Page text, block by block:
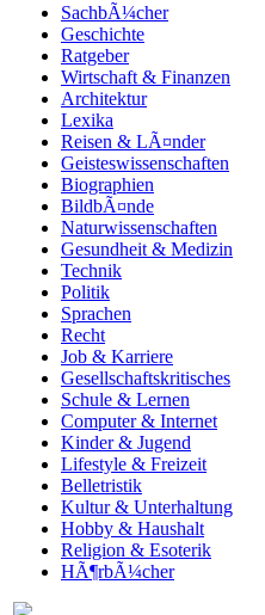
SachbÃ¼cher
Geschichte
Ratgeber
Wirtschaft & Finanzen
Architektur
Lexika
Reisen & LÃ¤nder
Geisteswissenschaften
Biographien
BildbÃ¤nde
Naturwissenschaften
Gesundheit & Medizin
Technik
Politik
Sprachen
Recht
Job & Karriere
Gesellschaftskritisches
Schule & Lernen
Computer & Internet
Kinder & Jugend
Lifestyle & Freizeit
Belletristik
Kultur & Unterhaltung
Hobby & Haushalt
Religion & Esoterik
HÃ¶rbÃ¼cher